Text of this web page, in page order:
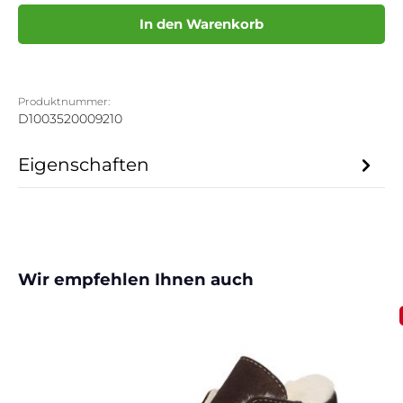
In den Warenkorb
Produktnummer:
D1003520009210
Eigenschaften
Produktgalerie überspringen
Wir empfehlen Ihnen auch